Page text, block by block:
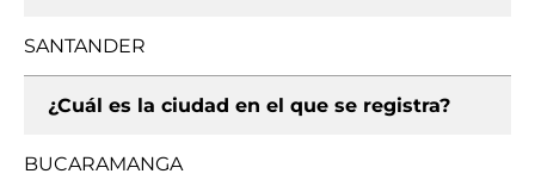
SANTANDER
¿Cuál es la ciudad en el que se registra?
BUCARAMANGA